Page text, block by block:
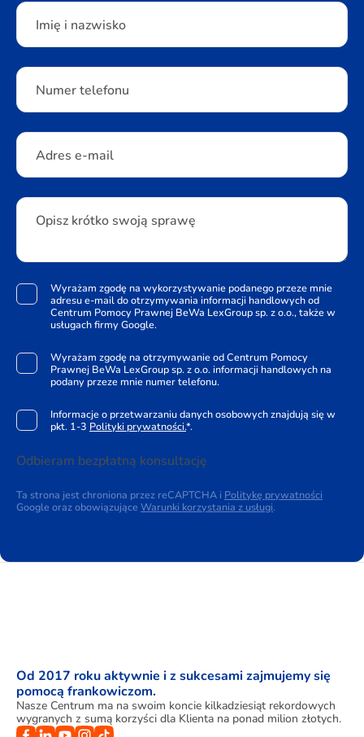
Please leave this field empty.
Imię i nazwisko
Numer telefonu
Adres e-mail
Opisz krótko swoją sprawę
Wyrażam zgodę na wykorzystywanie podanego przeze mnie
adresu e-mail do otrzymywania informacji handlowych od
Centrum Pomocy Prawnej BeWa LexGroup sp. z o.o., także w
usługach firmy Google.
Wyrażam zgodę na otrzymywanie od Centrum Pomocy
Prawnej BeWa LexGroup sp. z o.o. informacji handlowych na
podany przeze mnie numer telefonu.
Informacje o przetwarzaniu danych osobowych znajdują się w
pkt. 1-3 Polityki prywatności.*.
Odbieram bezpłatną konsultację
Ta strona jest chroniona przez reCAPTCHA i Politykę prywatności
Google oraz obowiązujące Warunki korzystania z usługi.
Od 2017 roku aktywnie i z sukcesami zajmujemy się
pomocą frankowiczom.
Nasze Centrum ma na swoim koncie kilkadziesiąt rekordowych
wygranych z sumą korzyści dla Klienta na ponad milion złotych.